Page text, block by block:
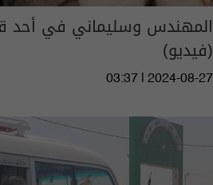
المهندس وسليماني في أحد
(فيديو)
03:37 | 2024-08-27